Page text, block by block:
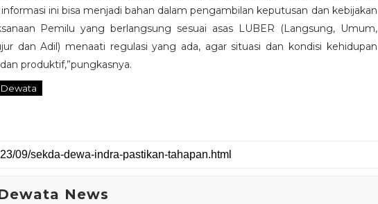
ini bisa menjadi bahan dalam pengambilan keputusan dan kebijakan
Pemilu yang berlangsung sesuai asas LUBER (Langsung, Umum,
dan Adil) menaati regulasi yang ada, agar situasi dan kondisi kehidupan
produktif,”pungkasnya.
News